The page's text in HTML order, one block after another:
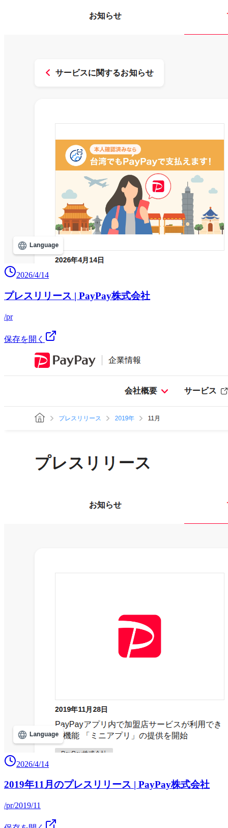
2026/4/14
プレスリリース | PayPay株式会社
/pr
保存を開く
2026/4/14
2019年11月のプレスリリース | PayPay株式会社
/pr/2019/11